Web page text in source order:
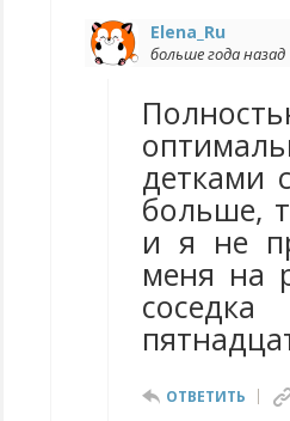
Elena_Ru
больше года назад
детками
больше,
и я не
меня на
ОТВЕТИТЬ